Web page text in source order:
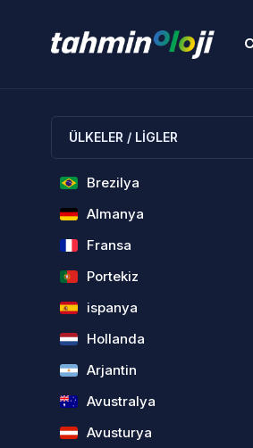
ÜLKELER / LİGLER
Brezilya
Almanya
Fransa
Portekiz
ispanya
Hollanda
Arjantin
Avustralya
Avusturya